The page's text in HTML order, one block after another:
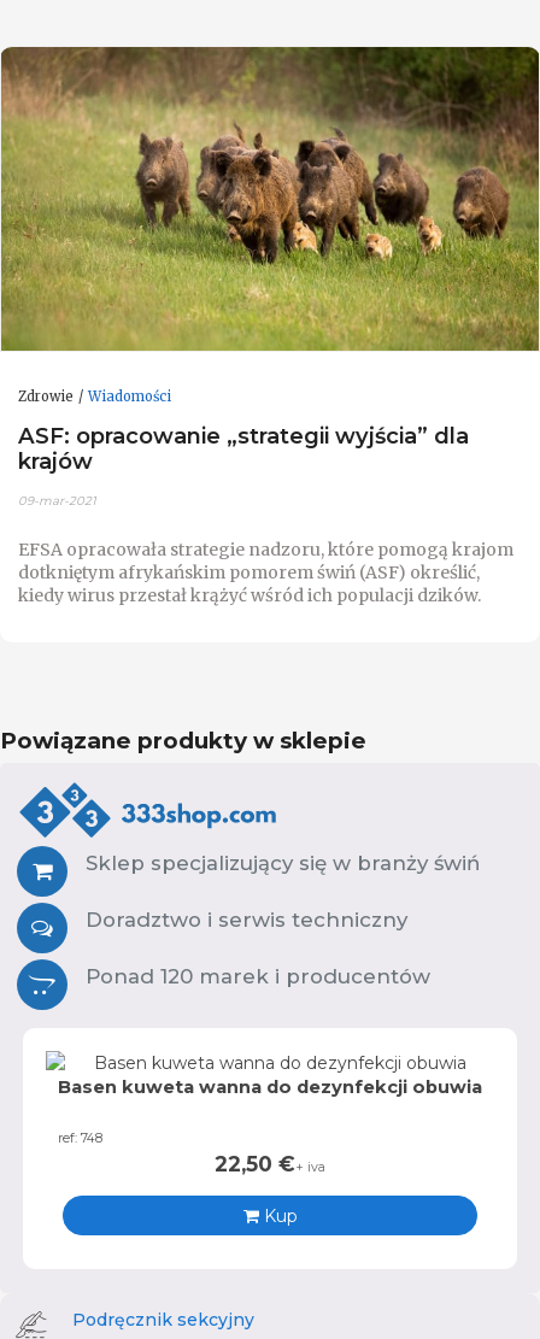
Zdrowie Wiadomości
ASF: opracowanie „strategii wyjścia” dla
krajów
09-mar-2021
EFSA opracowała strategie nadzoru, które pomogą krajom
dotkniętym afrykańskim pomorem świń (ASF) określić,
kiedy wirus przestał krążyć wśród ich populacji dzików.
Powiązane produkty w sklepie
Sklep specjalizujący się w branży świń
Doradztwo i serwis techniczny
Ponad 120 marek i producentów
Basen kuweta wanna do dezynfekcji obuwia
ref: 748
22,50 €+ iva
Kup
Podręcznik sekcyjny